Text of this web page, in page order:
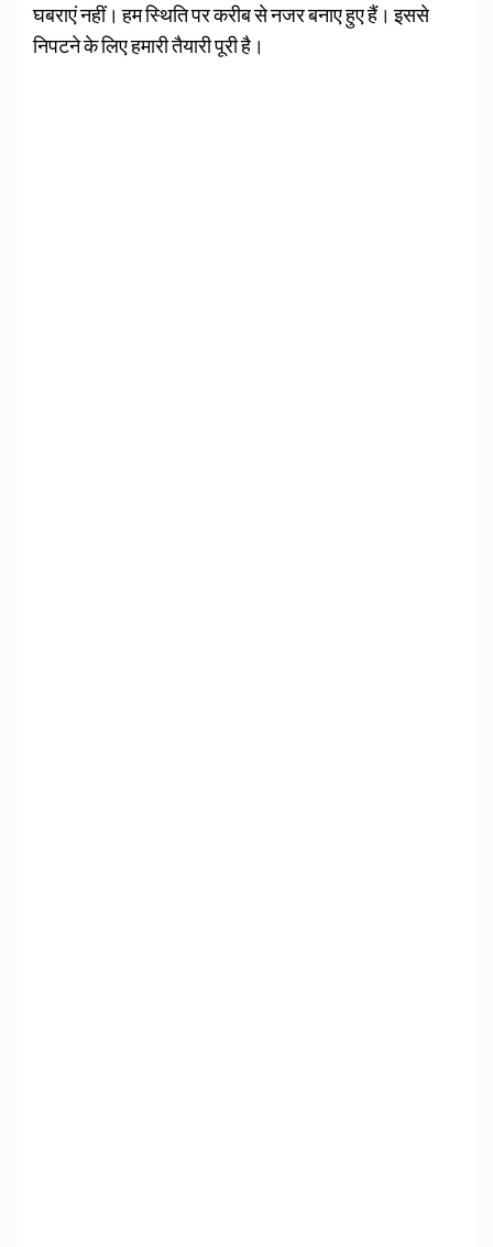
घबराएं नहीं। हम स्थिति पर करीब से नजर बनाए हुए हैं। इससे
निपटने के लिए हमारी तैयारी पूरी है।